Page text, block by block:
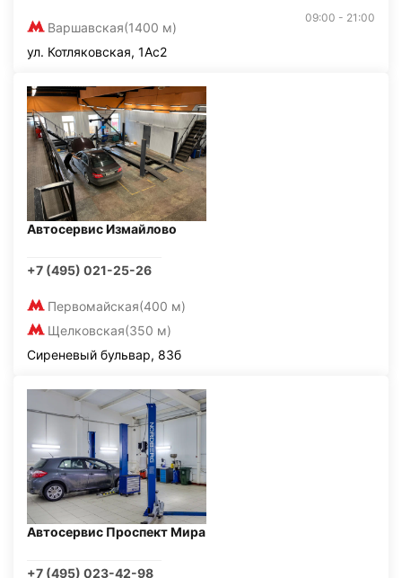
Варшавская(1400 м)
09:00 - 21:00
ул. Котляковская, 1Ас2
Автосервис Измайлово
+7 (495) 021-25-26
Первомайская(400 м)
Щелковская(350 м)
Сиреневый бульвар, 83б
Автосервис Проспект Мира
+7 (495) 023-42-98